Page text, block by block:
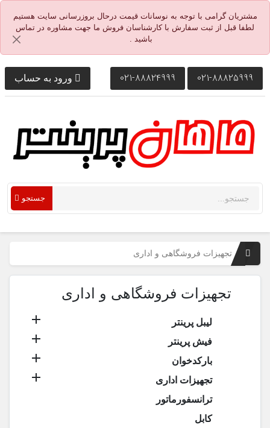
مشتریان گرامی با توجه به نوسانات قیمت درحال بروزرسانی سایت هستیم
لطفا قبل از ثبت سفارش با کارشناسان فروش ما جهت مشاوره در تماس
باشید .
021-88825999
021-88824999 ورود به حساب
جستجو
تجهیزات فروشگاهی و اداری
تجهیزات فروشگاهی و اداری
لیبل پرینتر 
فیش پرینتر 
بارکدخوان 
تجهیزات اداری 
ترانسفورماتور
کابل